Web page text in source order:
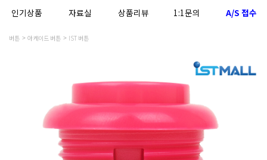
인기상품 자료실 상품리뷰 1:1문의 A/S 접수
버튼 아케이드 버튼 IST 버튼